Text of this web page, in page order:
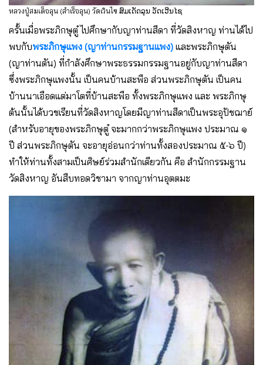
หลวงปู่สมเด็จลุน (สำเร็จลุน) วัดเวินไซ ສົມເດັດລຸນ ວັດເວີນໄຊ
ครั้นเมื่อพระภิกษุตู๋ ไปศึกษากับญาท่านสีดา ที่วัดสิงหาญ ท่านได้ไป
พบกับพระภิกษุแพง (ญาท่านกรรมฐานแพง) และพระภิกษุตัน
(ญาท่านตัน) ที่กําลังศึกษาพระธรรมกรรมฐานอยู่กับญาท่านสีดา
ซึ่งพระภิกษุแพงนั้น เป็นคนบ้านสะพือ ส่วนพระภิกษุตัน เป็นคน
บ้านนาเอือดแต่มาโตที่บ้านสะพือ ทั้งพระภิกษุแพง และ พระภิกษุ
ต้นนั้นได้บวชเรียนที่วัดสิงหาญโดยมีญาท่านสีดาเป็นพระอุปัชฌาย์
(สําหรับอายุของพระภิกษุตู๋ จะมากกว่าพระภิกษุแพง ประมาณ ๑
ปี ส่วนพระภิกษุตัน จะอายุอ่อนกว่าท่านทั้งสองประมาณ ๕-๖ ปี)
ทําให้ท่านทั้งสามเป็นศิษย์ร่วมสํานักเดียวกัน คือ สํานักกรรมฐาน
วัดสิงหาญ อันสืบทอดวิชามา จากญาท่านอุตตมะ